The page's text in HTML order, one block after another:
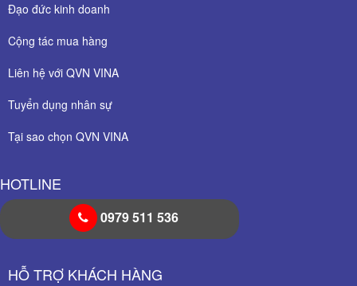
Đạo đức kinh doanh
Cộng tác mua hàng
Liên hệ với QVN VINA
Tuyển dụng nhân sự
Tại sao chọn QVN VINA
HOTLINE
0979 511 536
HỖ TRỢ KHÁCH HÀNG